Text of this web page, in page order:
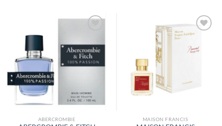
LISTA
DE
ABERCROMBIE
A LA
MAISON FRANCIS